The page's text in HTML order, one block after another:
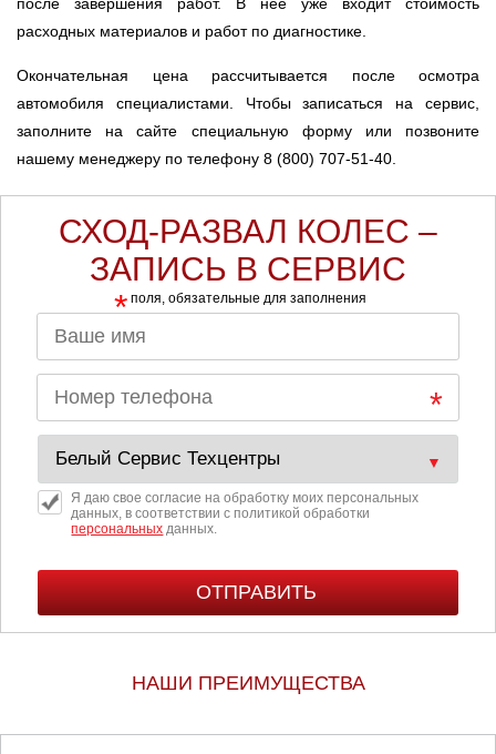
расходных материалов и работ по диагностике.
Окончательная цена рассчитывается после осмотра
автомобиля специалистами. Чтобы записаться на сервис,
заполните на сайте специальную форму или позвоните
нашему менеджеру по телефону 8 (800) 707-51-40.
СХОД-РАЗВАЛ КОЛЕС –
ЗАПИСЬ В СЕРВИС
* поля, обязательные для заполнения
Я даю свое согласие на обработку моих персональных
данных, в соответствии с политикой обработки
персональных данных.
НАШИ ПРЕИМУЩЕСТВА